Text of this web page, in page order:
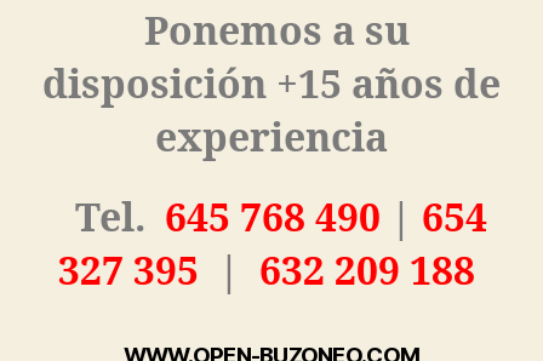
Ponemos a su
disposición +15 años de
experiencia
Tel. 645 768 490
654
327 395
632 209 188